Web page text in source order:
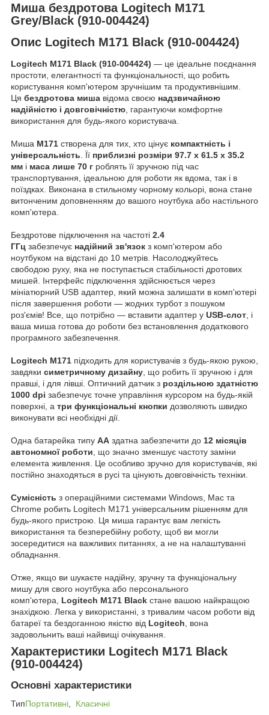
Миша бездротова Logitech M171
Grey/Black (910-004424)
Опис Logitech M171 Black (910-004424)
Logitech M171 Black (910-004424) — це ідеальне поєднання
простоти, елегантності та функціональності, що робить
користування комп'ютером зручнішим та продуктивнішим.
Ця бездротова миша відома своєю надзвичайною
надійністю і довговічністю , гарантуючи комфортне
використання для будь-якого користувача.
Миша M171 створена для тих, хто цінує компактність і
універсальність . Її приблизні розміри 97.7 x 61.5 x 35.2
мм і маса лише 70 г роблять її зручною під час
транспортування, ідеальною для роботи як вдома, так і в
поїздках. Виконана в стильному чорному кольорі, вона стане
витонченим доповненням до вашого ноутбука або настільного
комп'ютера.
Бездротове підключення на частоті 2.4
ГГц забезпечує надійний зв'язок з комп'ютером або
ноутбуком на відстані до 10 метрів. Насолоджуйтесь
свободою руху, яка не поступається стабільності дротових
мишей. Інтерфейс підключення здійснюється через
мініатюрний USB адаптер, який можна залишати в комп'ютері
після завершення роботи — жодних турбот з пошуком
роз'ємів! Все, що потрібно — вставити адаптер у USB-слот , і
ваша миша готова до роботи без встановлення додаткового
програмного забезпечення.
Logitech M171 підходить для користувачів з будь-якою рукою,
завдяки симетричному дизайну , що робить її зручною і для
правші, і для лівші. Оптичний датчик з роздільною здатністю
1000 dpi забезпечує точне управління курсором на будь-якій
поверхні, а три функціональні кнопки дозволяють швидко
виконувати всі необхідні дії.
Одна батарейка типу AA здатна забезпечити до 12 місяців
автономної роботи , що значно зменшує частоту заміни
елемента живлення. Це особливо зручно для користувачів, які
постійно знаходяться в русі та цінують довговічність техніки.
Сумісність з операційними системами Windows, Mac та
Chrome робить Logitech M171 універсальним рішенням для
будь-якого пристрою. Ця миша гарантує вам легкість
використання та безперебійну роботу, щоб ви могли
зосередитися на важливих питаннях, а не на налаштуванні
обладнання.
Отже, якщо ви шукаєте надійну, зручну та функціональну
мишу для свого ноутбука або персонального
комп'ютера, Logitech M171 Black стане вашою найкращою
знахідкою. Легка у використанні, з тривалим часом роботи від
батареї та бездоганною якістю від Logitech , вона
задовольнить ваші найвищі очікування.
Характеристики Logitech M171 Black
(910-004424)
Основні характеристики
ТипПортативні
Класичні